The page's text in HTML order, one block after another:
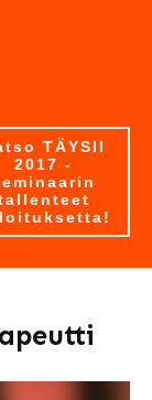
TÄYSII
2017 -